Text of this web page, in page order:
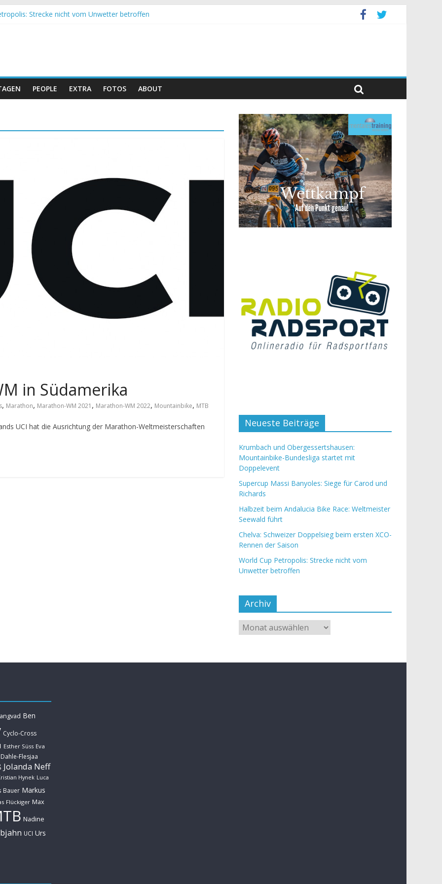
Strecke nicht vom Unwetter betroffen
Bike Race: Weltmeister Seewald führt
Doppelsieg beim ersten XCO-Rennen der Saison
PEOPLE EXTRA FOTOS ABOUT
in Südamerika
, Marathon, Marathon-WM 2021 , Marathon-WM 2022, Mountainbike, MTB
UCI hat die Ausrichtung der Marathon-Weltmeisterschaften
Neueste Beiträge
Krumbach und Obergessertshausen:
Mountainbike-Bundesliga startet mit
Doppelevent
Supercup Massi Banyoles: Siege für Carod und
Richards
Halbzeit beim Andalucia Bike Race: Weltmeister
Seewald führt
Chelva: Schweizer Doppelsieg beim ersten XCO-
Rennen der Saison
World Cup Petropolis: Strecke nicht vom
Unwetter betroffen
Archiv
Ben
Cyclo-Cross
Esther Süss Eva
Flesjaa
Jolanda Neff
Hynek Luca
Bauer Markus
Flückiger Max
Nadine
UCI Urs